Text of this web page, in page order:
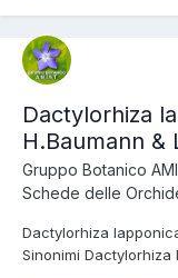
Dactylorhiza
H.Baumann &
Gruppo Botanico
Schede delle
Dactylorhiza
Sinonimi Dactylorhiza